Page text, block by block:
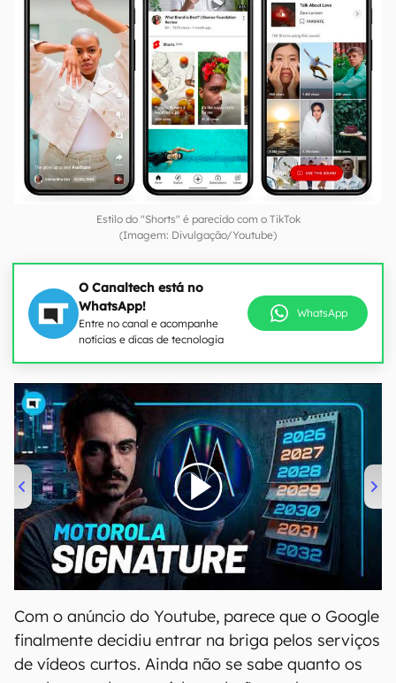
Estilo do "Shorts" é parecido com o TikTok
(Imagem: Divulgação/Youtube)
O Canaltech está no
WhatsApp!
Entre no canal e acompanhe
notícias e dicas de tecnologia
WhatsApp
00:00/20:46
Com o anúncio do Youtube, parece que o Google
finalmente decidiu entrar na briga pelos serviços
de vídeos curtos. Ainda não se sabe quanto os